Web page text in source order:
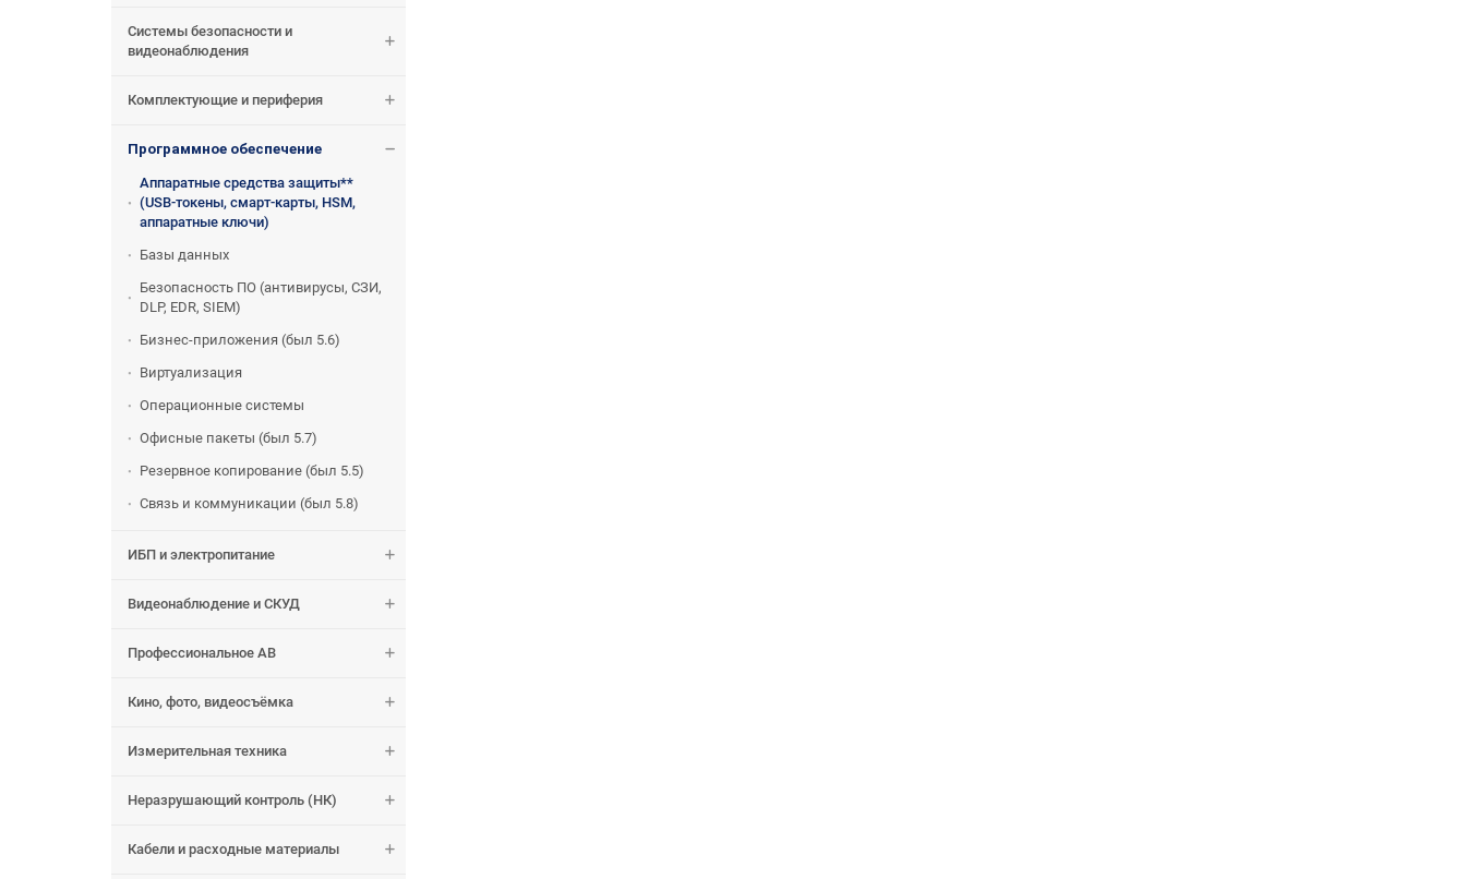
Системы безопасности и
видеонаблюдения
Комплектующие и периферия
Программное обеспечение
Аппаратные средства защиты**
(USB-токены, смарт-карты, HSM,
аппаратные ключи)
Базы данных
Безопасность ПО (антивирусы, СЗИ,
DLP, EDR, SIEM)
Бизнес-приложения (был 5.6)
Виртуализация
Операционные системы
Офисные пакеты (был 5.7)
Резервное копирование (был 5.5)
Связь и коммуникации (был 5.8)
ИБП и электропитание
Видеонаблюдение и СКУД
Профессиональное АВ
Кино, фото, видеосъёмка
Измерительная техника
Неразрушающий контроль (НК)
Кабели и расходные материалы